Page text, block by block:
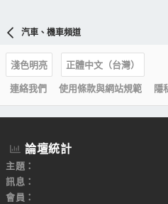
汽車、機車頻道
淺色明亮
正體中文（台灣）
連絡我們
使用條款與網站規範 隱
論壇統計
主題
訊息
會員